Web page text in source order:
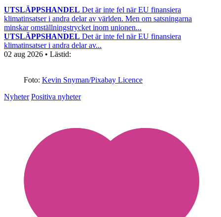
UTSLÄPPSHANDEL Det är inte fel när EU finansiera
klimatinsatser i andra delar av världen. Men om satsningarna
minskar omställningstrycket inom unionen...
UTSLÄPPSHANDEL Det är inte fel när EU finansiera
klimatinsatser i andra delar av...
02 aug 2026 • Lästid:
Foto: Kevin Snyman/Pixabay Licence
Nyheter Positiva nyheter